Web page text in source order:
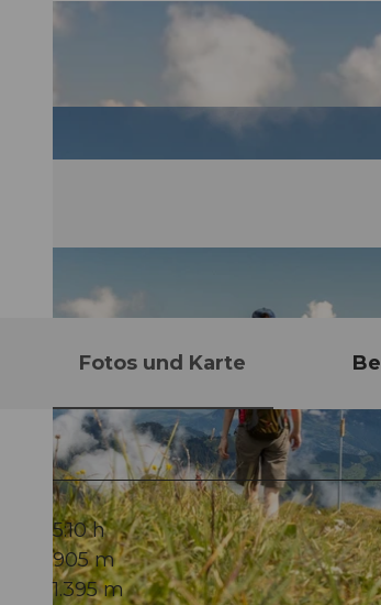
Fotos und Karte
5:10 h
905 m
1.395 m